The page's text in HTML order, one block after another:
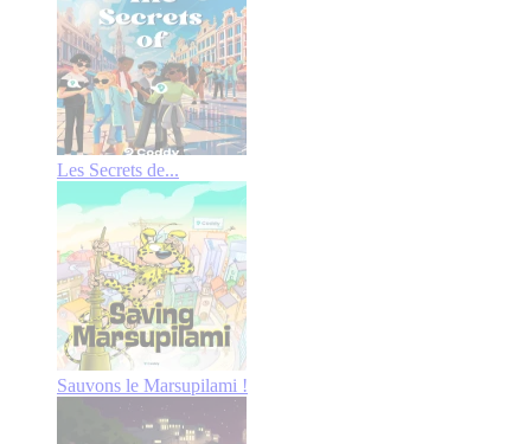
Les Secrets de...
Sauvons le Marsupilami !